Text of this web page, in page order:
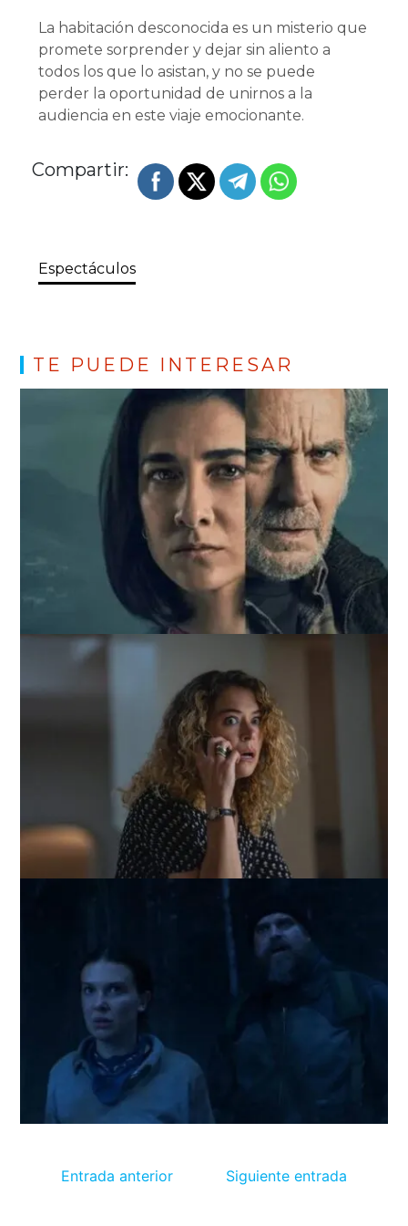
La habitación desconocida es un misterio que
promete sorprender y dejar sin aliento a
todos los que lo asistan, y no se puede
perder la oportunidad de unirnos a la
audiencia en este viaje emocionante.
Compartir:
Espectáculos
TE PUEDE INTERESAR
Entrada anterior Siguiente entrada